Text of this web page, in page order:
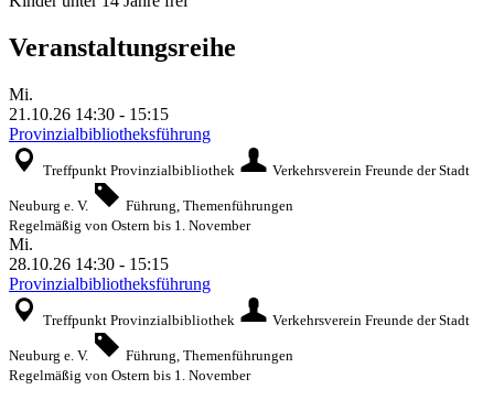
Veranstaltungsreihe
Mi.
21.10.26 14:30 - 15:15
Provinzialbibliotheksführung
Treffpunkt Provinzialbibliothek Verkehrsverein Freunde der Stadt
Neuburg e. V.
Führung, Themenführungen
Regelmäßig von Ostern bis 1. November
Mi.
28.10.26 14:30 - 15:15
Provinzialbibliotheksführung
Treffpunkt Provinzialbibliothek Verkehrsverein Freunde der Stadt
Neuburg e. V.
Führung, Themenführungen
Regelmäßig von Ostern bis 1. November